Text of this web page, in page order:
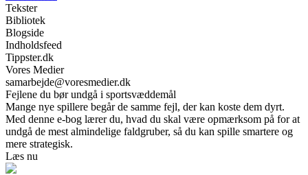
Tekster
Bibliotek
Blogside
Indholdsfeed
Tippster.dk
Vores Medier
samarbejde@voresmedier.dk
Fejlene du bør undgå i sportsvæddemål
Mange nye spillere begår de samme fejl, der kan koste dem dyrt.
Med denne e-bog lærer du, hvad du skal være opmærksom på for at
undgå de mest almindelige faldgruber, så du kan spille smartere og
mere strategisk.
Læs nu